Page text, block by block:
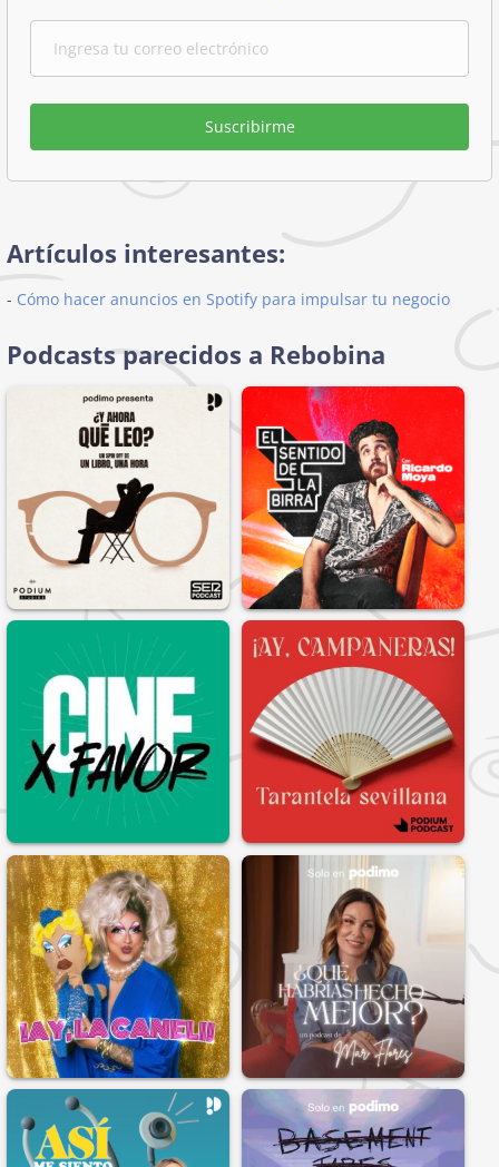
Suscribirme
Artículos interesantes:
- Cómo hacer anuncios en Spotify para impulsar tu negocio
Podcasts parecidos a Rebobina